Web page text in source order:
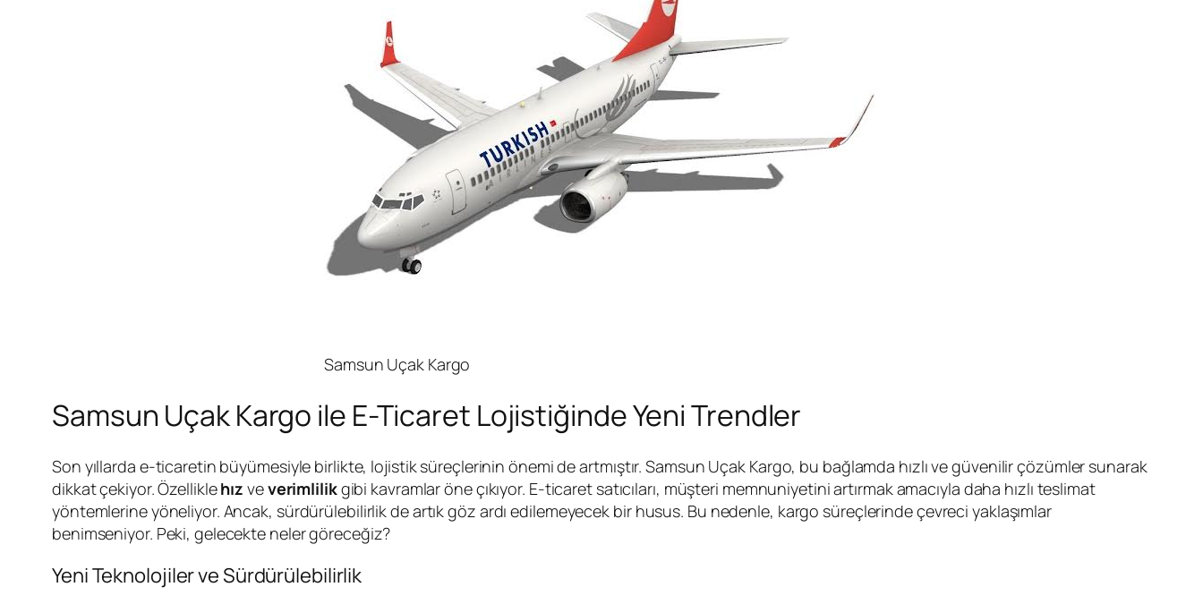
Samsun Uçak Kargo
Samsun Uçak Kargo ile E-Ticaret Lojistiğinde Yeni Trendler
Son yıllarda e-ticaretin büyümesiyle birlikte, lojistik süreçlerinin önemi de artmıştır. Samsun Uçak Kargo, bu bağlamda hızlı ve güvenilir çözümler sunarak
dikkat çekiyor. Özelliklehız veverimlilikgibi kavramlar öne çıkıyor. E-ticaret satıcıları, müşteri memnuniyetini artırmak amacıyla daha hızlı teslimat
yöntemlerine yöneliyor. Ancak, sürdürülebilirlik de artık göz ardı edilemeyecek bir husus. Bu nedenle, kargo süreçlerinde çevreci yaklaşımlar
benimseniyor. Peki, gelecekte neler göreceğiz?
Yeni Teknolojiler ve Sürdürülebilirlik